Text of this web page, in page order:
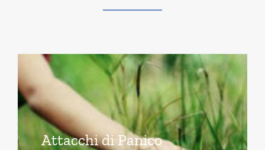
Attacchi di Panico